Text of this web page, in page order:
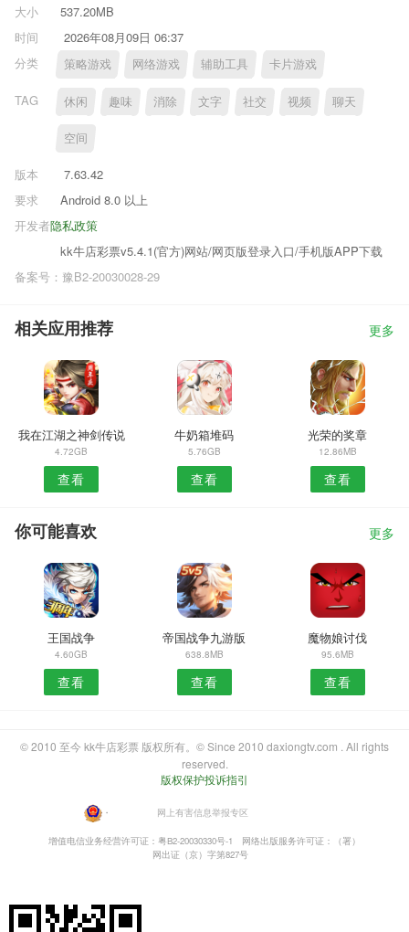
大小
537.20MB
时间
2026年08月09日 06:37
分类
策略游戏 网络游戏 辅助工具 卡片游戏
TAG 休闲 趣味 消除 文字 社交 视频 聊天
空间
版本
7.63.42
要求
Android 8.0 以上
隐私政策
开发者
kk牛店彩票v5.4.1(官方)网站/网页版登录入口/手机版APP下载
备案号：豫B2-20030028-29
相关应用推荐 更多
我在江湖之神剑传说
4.72GB
查看
牛奶箱堆码
5.76GB
查看
光荣的奖章
12.86MB
查看
你可能喜欢 更多
王国战争
4.60GB
查看
帝国战争九游版
638.8MB
查看
魔物娘讨伐
95.6MB
查看
© 2010 至今 kk牛店彩票 版权所有。© Since 2010 daxiongtv.com . All rights
reserved.
版权保护投诉指引
・ 网上有害信息举报专区
增值电信业务经营许可证：粤B2-20030330号-1
网络出版服务许可证：（署）
网出证（京）字第827号